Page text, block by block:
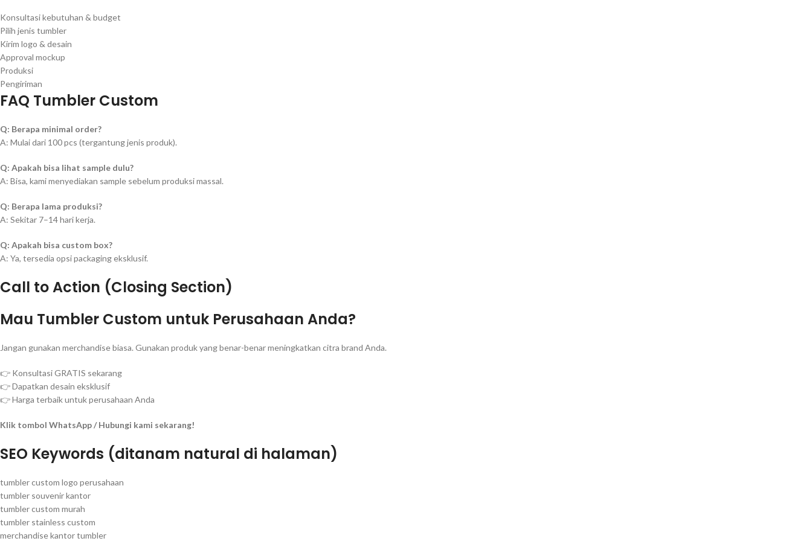
Konsultasi kebutuhan & budget
Pilih jenis tumbler
Kirim logo & desain
Approval mockup
Produksi
Pengiriman
FAQ Tumbler Custom
Q: Berapa minimal order?
A: Mulai dari 100 pcs (tergantung jenis produk).
Q: Apakah bisa lihat sample dulu?
A: Bisa, kami menyediakan sample sebelum produksi massal.
Q: Berapa lama produksi?
A: Sekitar 7–14 hari kerja.
Q: Apakah bisa custom box?
A: Ya, tersedia opsi packaging eksklusif.
Call to Action (Closing Section)
Mau Tumbler Custom untuk Perusahaan Anda?
Jangan gunakan merchandise biasa. Gunakan produk yang benar-benar meningkatkan citra brand Anda.
👉 Konsultasi GRATIS sekarang
👉 Dapatkan desain eksklusif
👉 Harga terbaik untuk perusahaan Anda
Klik tombol WhatsApp / Hubungi kami sekarang!
SEO Keywords (ditanam natural di halaman)
tumbler custom logo perusahaan
tumbler souvenir kantor
tumbler custom murah
tumbler stainless custom
merchandise kantor tumbler